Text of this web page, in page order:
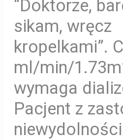
“Doktorze,
sikam, wręcz
kropelkami”.
ml/min/
wymaga
Pacjent z